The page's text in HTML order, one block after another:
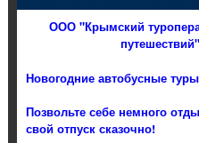
ООО "Крымский
путешествий"
Новогодние автобусные
Позвольте себе немного
свой отпуск сказочно!